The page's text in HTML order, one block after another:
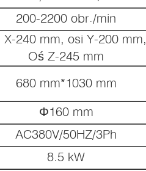
200-2200 obr./min
X-240 mm, osi Y-200 mm,
Oś Z-245 mm
680 mm*1030 mm
Φ160 mm
AC380V/50HZ/3Ph
8.5 kW